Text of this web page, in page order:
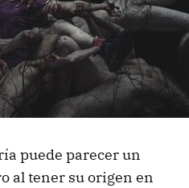
puede parecer un
al tener su origen en